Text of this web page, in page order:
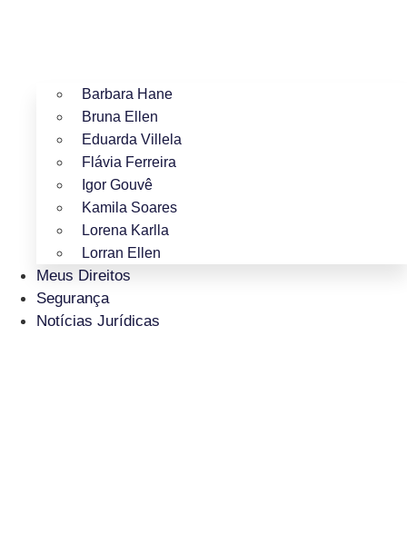
Barbara Hane
Bruna Ellen
Eduarda Villela
Flávia Ferreira
Igor Gouvê
Kamila Soares
Lorena Karlla
Lorran Ellen
Meus Direitos
Segurança
Notícias Jurídicas